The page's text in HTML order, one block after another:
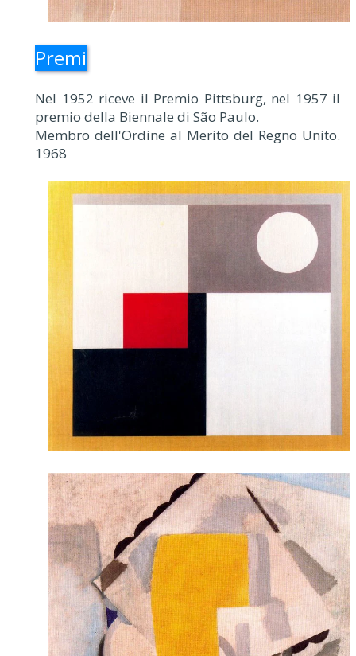
Premi
Nel 1952 riceve il Premio Pittsburg, nel 1957 il
premio della Biennale di São Paulo.
Membro dell'Ordine al Merito del Regno Unito.
1968